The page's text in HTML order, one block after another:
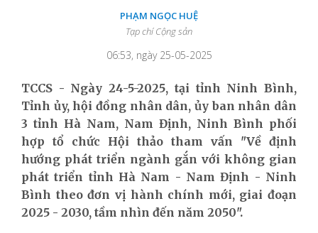
PHẠM NGỌC HUỆ
Tạp chí Cộng sản
06:53, ngày 25-05-2025
TCCS - Ngày 24-5-2025, tại tỉnh Ninh Bình,
Tỉnh ủy, hội đồng nhân dân, ủy ban nhân dân
3 tỉnh Hà Nam, Nam Định, Ninh Bình phối
hợp tổ chức Hội thảo tham vấn "Về định
hướng phát triển ngành gắn với không gian
phát triển tỉnh Hà Nam - Nam Định - Ninh
Bình theo đơn vị hành chính mới, giai đoạn
2025 - 2030, tầm nhìn đến năm 2050".